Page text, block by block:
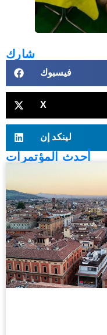
شارك
فيسبوك
X
لينكد إن
أحدث المؤتمرات